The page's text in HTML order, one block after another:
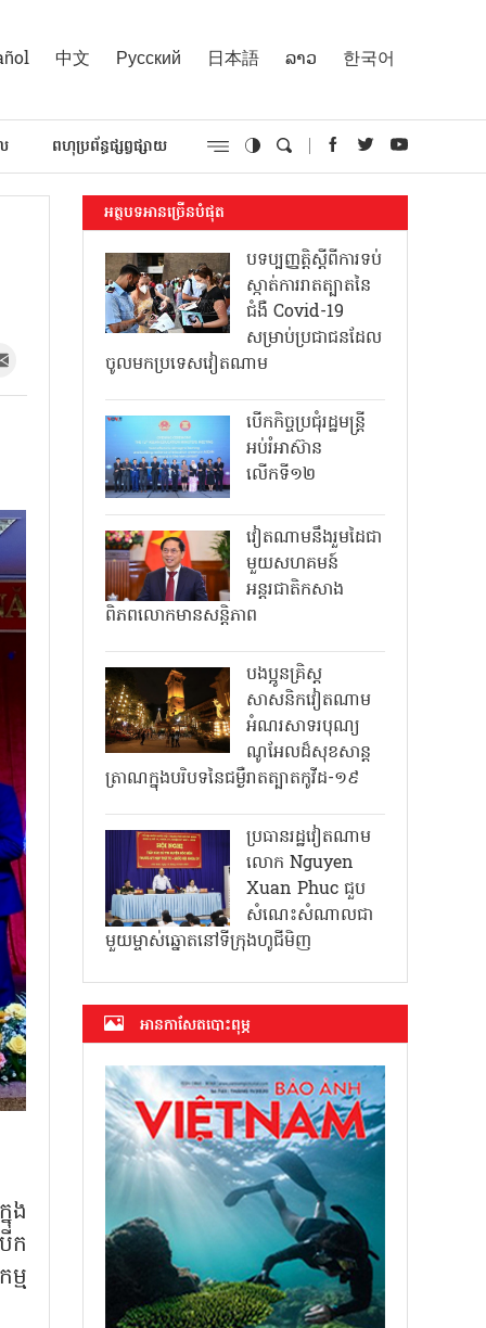
中文 Русский 日本語 ລາວ 한국어
ពហុប្រព័ន្ធផ្សព្វផ្សាយ
ង
ក
ម
អត្ថបទអានច្រើនបំផុត
បទប្បញ្ញត្តិស្តីពីការទប់
ស្កាត់ការរាតត្បាតនៃ
ជំងឺ Covid-19
សម្រាប់ប្រជាជនដែល
ចូលមកប្រទេសវៀតណាម
បើកកិច្ចប្រជុំរដ្ឋមន្ត្រី
អប់រំអាស៊ាន
លើកទី១២
វៀតណាមនឹងរួមដៃជា
មួយសហគមន៍
អន្តរជាតិកសាង
ពិភពលោកមានសន្តិភាព
បងប្អូនគ្រិស្ត
សាសនិកវៀតណាម
អំណរសាទរបុណ្យ
ណូអែលដ៏សុខសាន្ត
ត្រាណក្នុងបរិបទនៃជម្ងឺរាតត្បាតកូវីដ-១៩
ប្រធានរដ្ឋវៀតណាម
លោក Nguyen
Xuan Phuc ជួប
សំណេះសំណាលជា
មួយម្ចាស់ឆ្នោតនៅទីក្រុងហូជីមិញ
អាន​កាសែត​បោះពុម្ភ